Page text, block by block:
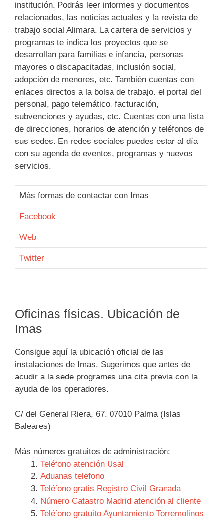
institución. Podrás leer informes y documentos
relacionados, las noticias actuales y la revista de
trabajo social Alimara. La cartera de servicios y
programas te indica los proyectos que se
desarrollan para familias e infancia, personas
mayores o discapacitadas, inclusión social,
adopción de menores, etc. También cuentas con
enlaces directos a la bolsa de trabajo, el portal del
personal, pago telemático, facturación,
subvenciones y ayudas, etc. Cuentas con una lista
de direcciones, horarios de atención y teléfonos de
sus sedes. En redes sociales puedes estar al día
con su agenda de eventos, programas y nuevos
servicios.
Más formas de contactar con Imas
Facebook
Web
Twitter
Oficinas físicas. Ubicación de
Imas
Consigue aquí la ubicación oficial de las
instalaciones de Imas. Sugerimos que antes de
acudir a la sede programes una cita previa con la
ayuda de los operadores.
C/ del General Riera, 67. 07010 Palma (Islas
Baleares)
Más números gratuitos de administración:
Teléfono atención Usal
Aduanas teléfono
Teléfono gratis Registro Civil Granada
Número Catastro Madrid atención al cliente
Teléfono gratuito Ayuntamiento Torremolinos